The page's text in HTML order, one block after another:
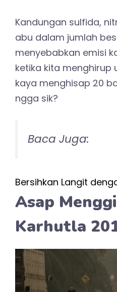
Kandungan sulfida,
abu dalam jumlah
menyebabkan emisi
ketika kita
kaya menghisap 20
ngga sik?
Baca Juga:
Bersihkan Langit
Asap
Karhutla